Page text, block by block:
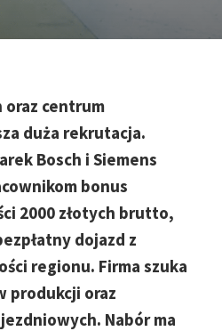
oraz centrum
duża rekrutacja.
Bosch i Siemens
bonus
2000 złotych brutto,
dojazd z
regionu. Firma szuka
produkcji oraz
Nabór ma